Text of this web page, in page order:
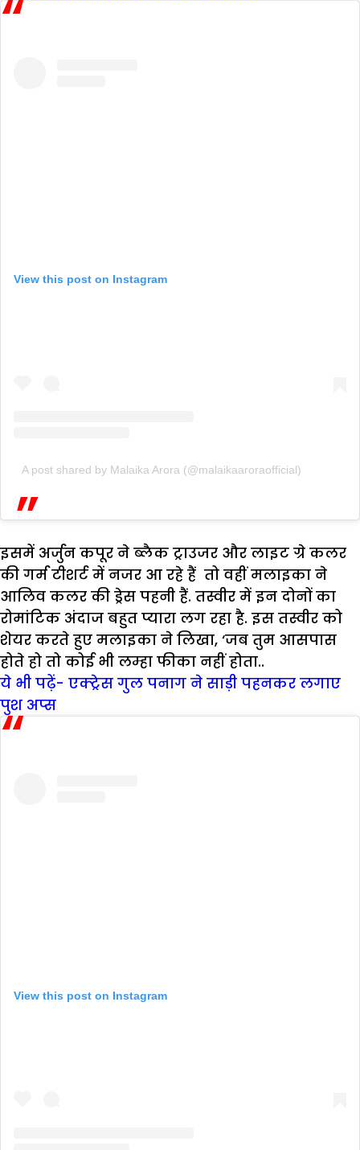
View this post on Instagram
A post shared by Malaika Arora (@malaikaaroraofficial)
इसमें अर्जुन कपूर ने ब्लैक ट्राउजर और लाइट ग्रे कलर
की गर्म टीशर्ट में नजर आ रहे हैं तो वहीं मलाइका ने
आलिव कलर की ड्रेस पहनी हैं. तस्वीर में इन दोनों का
रोमांटिक अंदाज बहुत प्यारा लग रहा है. इस तस्वीर को
शेयर करते हुए मलाइका ने लिखा, ‘जब तुम आसपास
होते हो तो कोई भी लम्हा फीका नहीं होता..
ये भी पढ़ें- एक्ट्रेस गुल पनाग ने साड़ी पहनकर लगाए
पुश अप्स
View this post on Instagram